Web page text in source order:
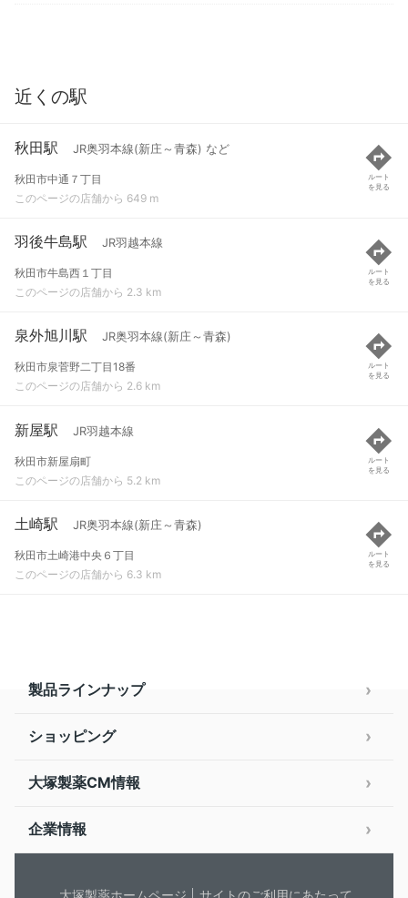
近くの駅
秋田駅 JR奥羽本線(新庄～青森) など
秋田市中通７丁目
このページの店舗から 649 m
ルート
を見る
羽後牛島駅 JR羽越本線
秋田市牛島西１丁目
このページの店舗から 2.3 km
ルート
を見る
泉外旭川駅 JR奥羽本線(新庄～青森)
秋田市泉菅野二丁目18番
このページの店舗から 2.6 km
ルート
を見る
新屋駅 JR羽越本線
秋田市新屋扇町
このページの店舗から 5.2 km
ルート
を見る
土崎駅 JR奥羽本線(新庄～青森)
秋田市土崎港中央６丁目
このページの店舗から 6.3 km
ルート
を見る
製品ラインナップ
ショッピング
大塚製薬CM情報
企業情報